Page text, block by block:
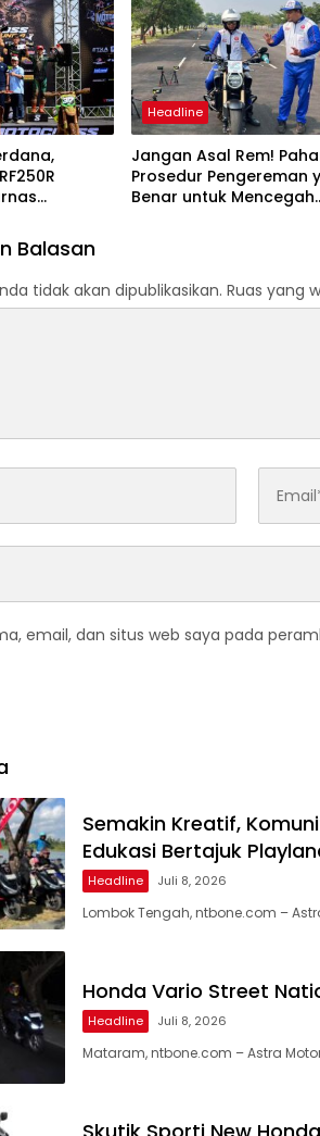
Headline
Jangan Asal Rem!
Prosedur Pengereman
Benar untuk Mencegah
Balasan
tidak akan dipublikasikan. Ruas yang
email, dan situs web saya pada
Semakin Kreatif,
Edukasi Bertajuk
Headline Juli 8, 2026
Lombok Tengah, ntbone.com –
Honda Vario Street
Headline Juli 8, 2026
Mataram, ntbone.com – Astra